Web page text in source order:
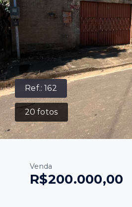
Ref.:162
20 fotos
Venda
R$200.000,00